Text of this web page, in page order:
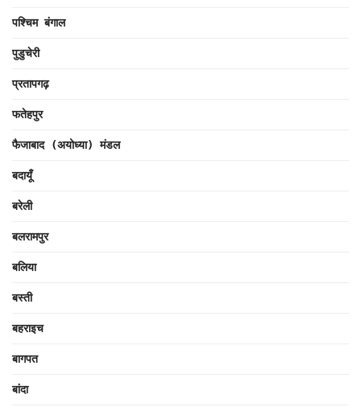
पश्चिम बंगाल
पुडुचेरी
प्रतापगढ़
फतेहपुर
फैजाबाद (अयोध्या) मंडल
बदायूँ
बरेली
बलरामपुर
बलिया
बस्ती
बहराइच
बागपत
बांदा